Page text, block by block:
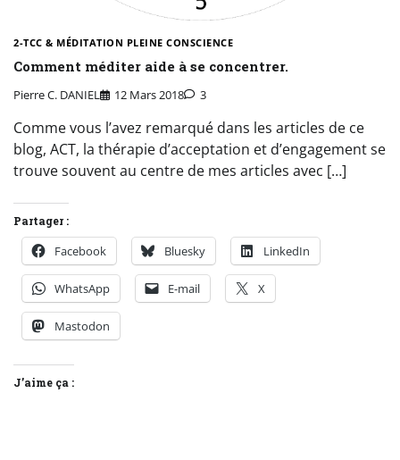
2-TCC & MÉDITATION PLEINE CONSCIENCE
Comment méditer aide à se concentrer.
Pierre C. DANIEL 12 Mars 2018 3
Comme vous l’avez remarqué dans les articles de ce
blog, ACT, la thérapie d’acceptation et d’engagement se
trouve souvent au centre de mes articles avec […]
Partager :
Facebook Bluesky LinkedIn
WhatsApp E-mail X
Mastodon
J’aime ça :